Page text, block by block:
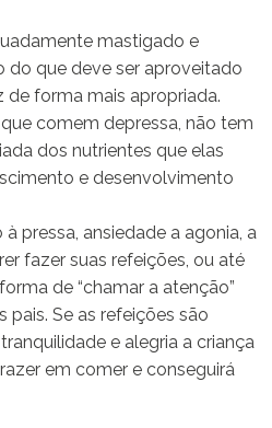
mastigado e
do que deve ser aproveitado
forma mais apropriada.
comem depressa, não tem
dos nutrientes que elas
e desenvolvimento
pressa, ansiedade a agonia, a
fazer suas refeições, ou até
de “chamar a atenção”
pais. Se as refeições são
e alegria a criança
em comer e conseguirá